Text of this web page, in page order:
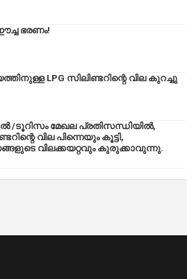
ഭരണം!
LPG സിലിണ്ടറിന്റെ വില കുറച്ചു
/ടൂറിസം മേഖല പ്രതിസന്ധിയിൽ,
വില പിന്നെയും കൂട്ടി,
വിലക്കയറ്റവും കുരുക്കാവുന്നു.